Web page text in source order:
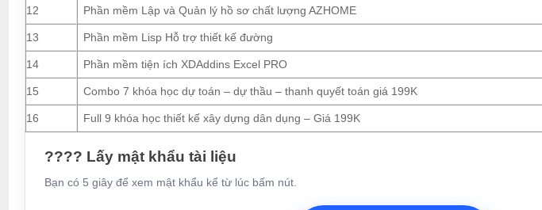
12 Phần mềm Lập và Quản lý hồ sơ chất lượng AZHOME
13 Phần mềm Lisp Hỗ trợ thiết kế đường
14 Phần mềm tiện ích XDAddins Excel PRO
15 Combo 7 khóa học dự toán – dự thầu – thanh quyết toán giá 199K
16 Full 9 khóa học thiết kế xây dựng dân dụng – Giá 199K
???? Lấy mật khẩu tài liệu
Bạn có 5 giây để xem mật khẩu kể từ lúc bấm nút.